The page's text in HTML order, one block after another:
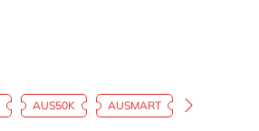
AUS50K AUSMART